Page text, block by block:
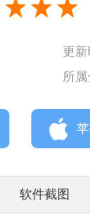
更新
所属
软件截图